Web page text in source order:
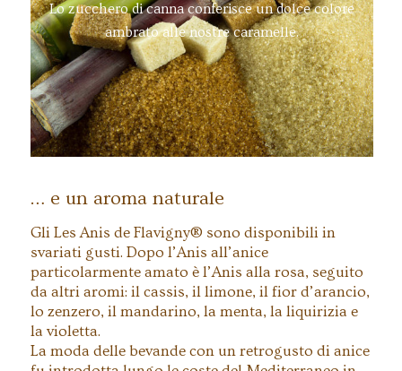
Lo zucchero di canna conferisce un dolce colore
ambrato alle nostre caramelle.
… e un aroma naturale
Gli Les Anis de Flavigny® sono disponibili in
svariati gusti. Dopo l’Anis all’anice
particolarmente amato è l’Anis alla rosa, seguito
da altri aromi: il cassis, il limone, il fior d’arancio,
lo zenzero, il mandarino, la menta, la liquirizia e
la violetta.
La moda delle bevande con un retrogusto di anice